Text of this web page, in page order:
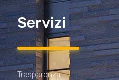
Servizi
Trasparenza